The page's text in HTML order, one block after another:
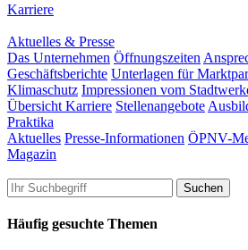
Karriere
Aktuelles & Presse
Das Unternehmen Öffnungszeiten
Geschäftsberichte Unterlagen für
Klimaschutz Impressionen vom
Übersicht Karriere Stellenangebote
Praktika
Aktuelles Presse-Informationen ÖPNV-
Magazin
Häufig gesuchte Themen